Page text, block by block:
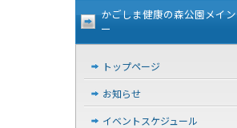
かごしま健康の森公園メイ
ー
トップページ
お知らせ
イベントスケジュール